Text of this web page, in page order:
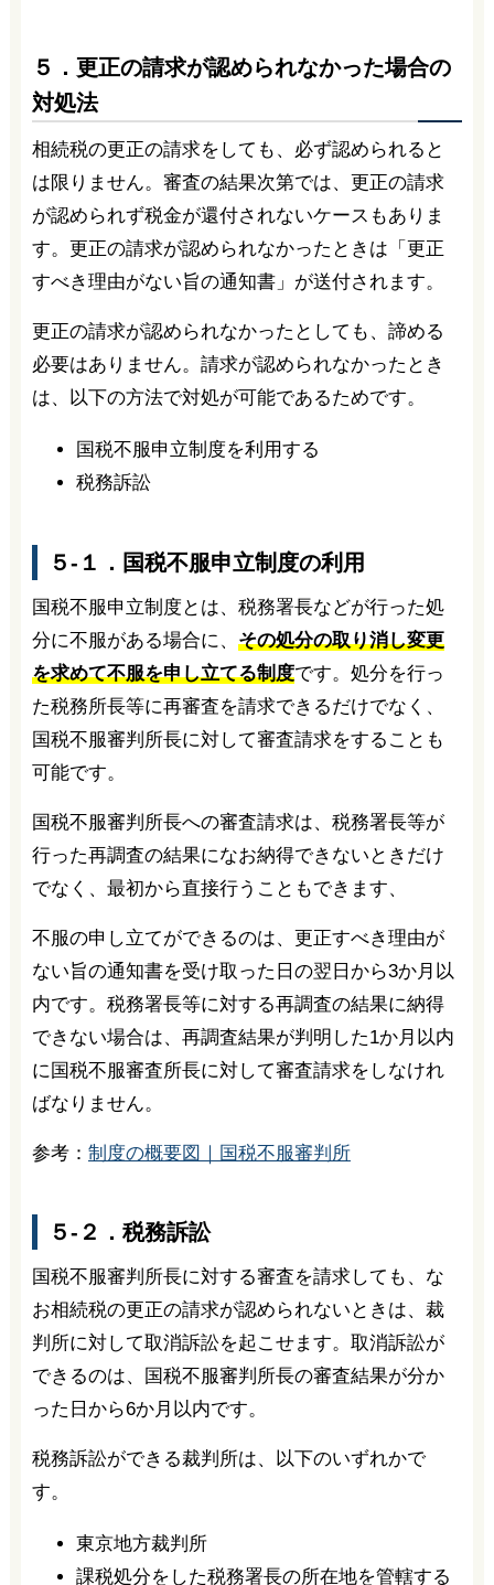
５．更正の請求が認められなかった場合の
対処法
相続税の更正の請求をしても、必ず認められると
は限りません。審査の結果次第では、更正の請求
が認められず税金が還付されないケースもありま
す。更正の請求が認められなかったときは「更正
すべき理由がない旨の通知書」が送付されます。
更正の請求が認められなかったとしても、諦める
必要はありません。請求が認められなかったとき
は、以下の方法で対処が可能であるためです。
国税不服申立制度を利用する
税務訴訟
５-１．国税不服申立制度の利用
国税不服申立制度とは、税務署長などが行った処
分に不服がある場合に、 その処分の取り消し変更
を求めて不服を申し立てる制度です。処分を行っ
た税務所長等に再審査を請求できるだけでなく、
国税不服審判所長に対して審査請求をすることも
可能です。
国税不服審判所長への審査請求は、税務署長等が
行った再調査の結果になお納得できないときだけ
でなく、最初から直接行うこともできます、
不服の申し立てができるのは、更正すべき理由が
ない旨の通知書を受け取った日の翌日から3か月以
内です。税務署長等に対する再調査の結果に納得
できない場合は、再調査結果が判明した1か月以内
に国税不服審査所長に対して審査請求をしなけれ
ばなりません。
参考： 制度の概要図｜国税不服審判所
５-２．税務訴訟
国税不服審判所長に対する審査を請求しても、な
お相続税の更正の請求が認められないときは、裁
判所に対して取消訴訟を起こせます。取消訴訟が
できるのは、国税不服審判所長の審査結果が分か
った日から6か月以内です。
税務訴訟ができる裁判所は、以下のいずれかで
す。
東京地方裁判所
課税処分をした税務署長の所在地を管轄する